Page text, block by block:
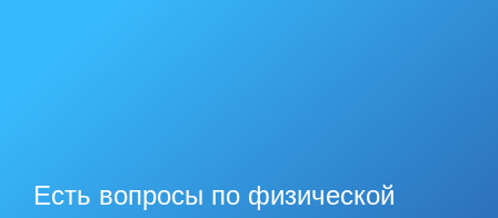
Есть вопросы по физической